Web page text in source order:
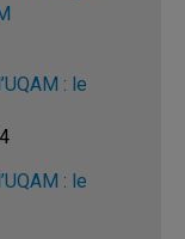
: le
: le